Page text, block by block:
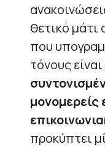
θετικό μάτι
που
τόνους
μονομερείς
προκύπτει